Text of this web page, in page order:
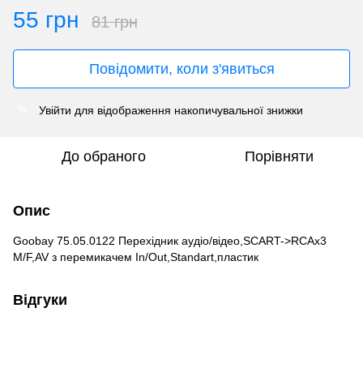
55 грн 81 грн
Повідомити, коли з'явиться
Увійти для відображення накопичувальної знижки
До обраного Порівняти
Опис
Goobay 75.05.0122 Перехідник аудіо/відео,SCART->RCAx3
M/F,AV з перемикачем In/Out,Standart,пластик
Відгуки